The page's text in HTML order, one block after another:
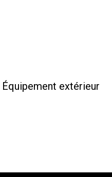
Équipement extérieur